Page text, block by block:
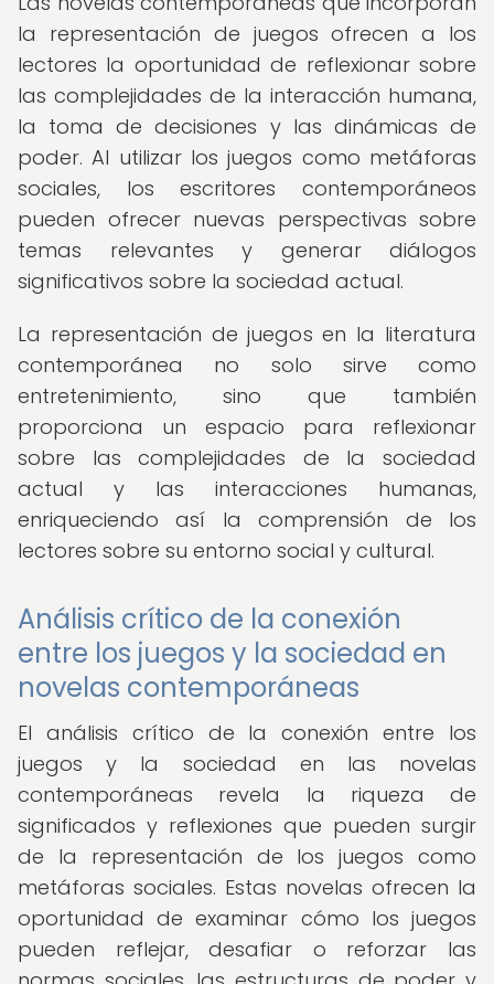
la representación de juegos ofrecen a los
lectores la oportunidad de reflexionar sobre
las complejidades de la interacción humana,
la toma de decisiones y las dinámicas de
poder. Al utilizar los juegos como metáforas
sociales, los escritores contemporáneos
pueden ofrecer nuevas perspectivas sobre
temas relevantes y generar diálogos
significativos sobre la sociedad actual.
La representación de juegos en la literatura
contemporánea no solo sirve como
entretenimiento, sino que también
proporciona un espacio para reflexionar
sobre las complejidades de la sociedad
actual y las interacciones humanas,
enriqueciendo así la comprensión de los
lectores sobre su entorno social y cultural.
Análisis crítico de la conexión
entre los juegos y la sociedad en
novelas contemporáneas
El análisis crítico de la conexión entre los
juegos y la sociedad en las novelas
contemporáneas revela la riqueza de
significados y reflexiones que pueden surgir
de la representación de los juegos como
metáforas sociales. Estas novelas ofrecen la
oportunidad de examinar cómo los juegos
pueden reflejar, desafiar o reforzar las